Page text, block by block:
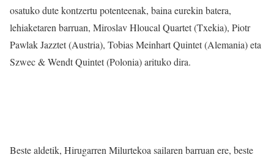
osatuko dute kontzertu potenteenak, baina eurekin batera,
lehiaketaren barruan, Miroslav Hloucal Quartet (Txekia), Piotr
Pawlak Jazztet (Austria), Tobias Meinhart Quintet (Alemania) eta
Szwec & Wendt Quintet (Polonia) arituko dira.
Beste aldetik, Hirugarren Milurtekoa sailaren barruan ere, beste